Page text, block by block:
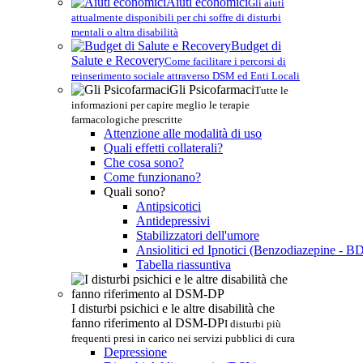
Gli aiuti
attualmente disponibili per chi soffre di disturbi
mentali o altra disabilità
Budget di
Salute e RecoveryCome facilitare i percorsi di
reinserimento sociale attraverso DSM ed Enti Locali
Gli PsicofarmaciTutte le
informazioni per capire meglio le terapie
farmacologiche prescritte
Attenzione alle modalità di uso
Quali effetti collaterali?
Che cosa sono?
Come funzionano?
Quali sono?
Antipsicotici
Antidepressivi
Stabilizzatori dell'umore
Ansiolitici ed Ipnotici (Benzodiazepine -
Tabella riassuntiva
I disturbi psichici e le altre disabilità che
fanno riferimento al DSM-DPI disturbi più
frequenti presi in carico nei servizi pubblici di cura
Depressione